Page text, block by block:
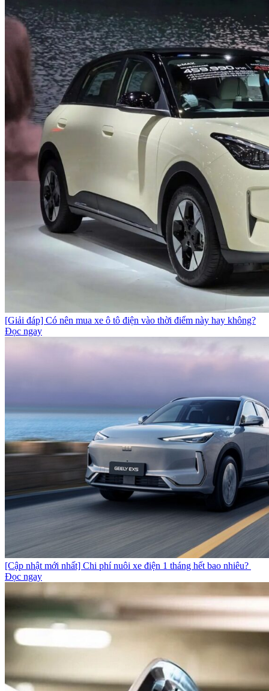
[Giải đáp] Có nên mua xe ô tô điện vào thời điểm này hay không?
Đọc ngay
[Cập nhật mới nhất] Chi phí nuôi xe điện 1 tháng hết bao nhiêu?
Đọc ngay